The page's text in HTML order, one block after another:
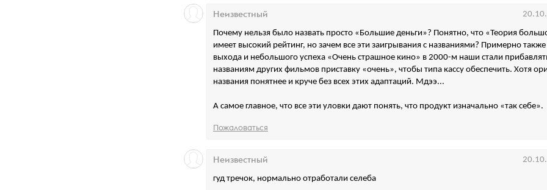
Почему нельзя было назвать просто «Большие деньги»? Понятно, что «Теория
имеет высокий рейтинг, но зачем все эти заигрывания с названиями? Примерно также
выхода и небольшого успеха «Очень страшное кино» в 2000-м наши стали
названиям других фильмов приставку «очень», чтобы типа кассу обеспечить. Хотя
названия понятнее и круче без всех этих адаптаций. Мдээ...
А самое главное, что все эти уловки дают понять, что продукт изначально «так себе».
Неизвестный
Пожаловаться
гуд тречок, нормально отработали селеба
Неизвестный